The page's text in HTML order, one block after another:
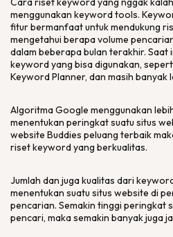
menggunakan keyword tools.
fitur bermanfaat untuk mendukung
mengetahui berapa volume
dalam beberapa bulan terakhir. Saat
keyword yang bisa digunakan,
Keyword Planner, dan masih banyak
Algoritma Google menggunakan
menentukan peringkat suatu situs
website Buddies peluang terbaik
riset keyword yang berkualitas.
Jumlah dan juga kualitas dari
menentukan suatu situs website di
pencarian. Semakin tinggi peringkat
pencari, maka semakin banyak juga